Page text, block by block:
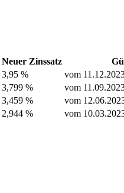
Neuer Zinssatz
3,95 %
vom
3,799 %
vom
3,459 %
vom
2,944 % vom